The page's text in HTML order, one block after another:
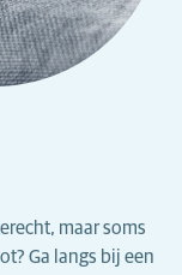
maar soms
Ga langs bij een